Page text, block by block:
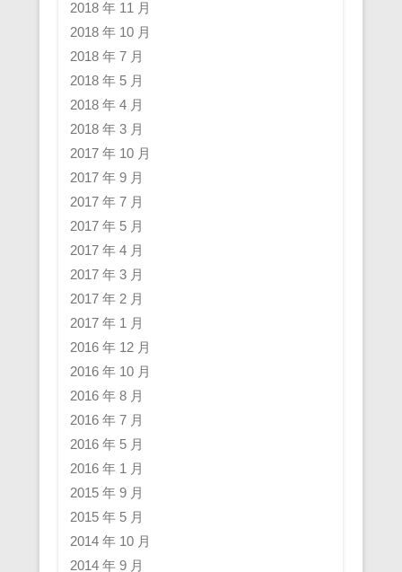
2018 年 11 月
2018 年 10 月
2018 年 7 月
2018 年 5 月
2018 年 4 月
2018 年 3 月
2017 年 10 月
2017 年 9 月
2017 年 7 月
2017 年 5 月
2017 年 4 月
2017 年 3 月
2017 年 2 月
2017 年 1 月
2016 年 12 月
2016 年 10 月
2016 年 8 月
2016 年 7 月
2016 年 5 月
2016 年 1 月
2015 年 9 月
2015 年 5 月
2014 年 10 月
2014 年 9 月